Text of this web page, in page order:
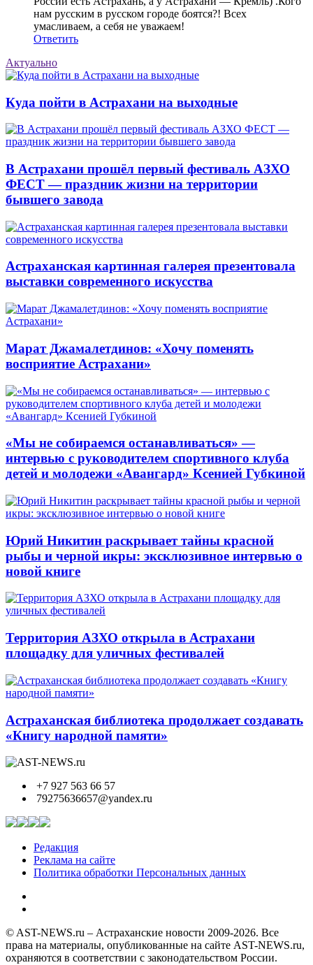
нам русским в русском городе боятся?! Всех
умасливаем, а себя не уважаем!
Ответить
Актуально
Куда пойти в Астрахани на выходные
В Астрахани прошёл первый фестиваль АЗХО
ФЕСТ — праздник жизни на территории
бывшего завода
Астраханская картинная галерея презентовала
выставки современного искусства
Марат Джамалетдинов: «Хочу поменять
восприятие Астрахани»
«Мы не собираемся останавливаться» —
интервью с руководителем спортивного клуба
детей и молодежи «Авангард» Ксенией Губкиной
Юрий Никитин раскрывает тайны красной
рыбы и черной икры: эксклюзивное интервью о
новой книге
Территория АЗХО открыла в Астрахани
площадку для уличных фестивалей
Астраханская библиотека продолжает создавать
«Книгу народной памяти»
+7 927 563 66 57
79275636657@yandex.ru
Редакция
Реклама на сайте
Политика обработки Персональных данных
© AST-NEWS.ru – Астраханские новости 2009-2026. Все
права на материалы, опубликованные на сайте AST-NEWS.ru,
охраняются в соответствии с законодательством России.